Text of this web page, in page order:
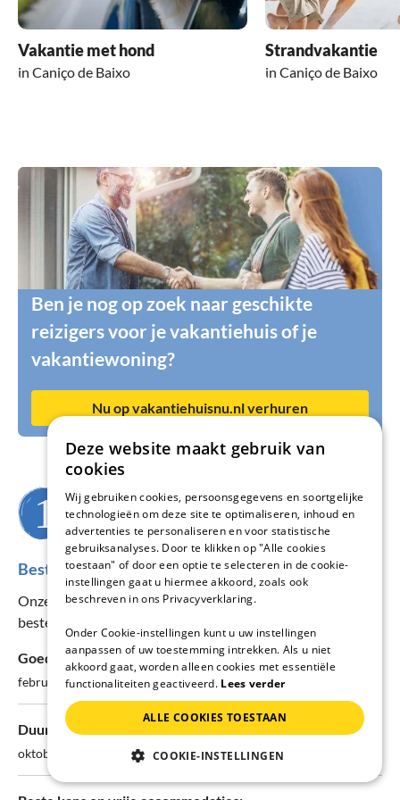
Vakantie met hond
in Caniço de Baixo
Strandvakantie
in Caniço de Baixo
Ben je nog op zoek naar geschikte
reizigers voor je vakantiehuis of je
vakantiewoning?
Nu op vakantiehuisnu.nl verhuren
Wanneer wil je reizen?
Beste reistijd voor de regio Caniço de Baixo
Onze prijs- en beschikbaarheidsstatistieken helpen u de
beste reistijd voor uw verblijf te vinden.
Goedkoopste maand:
februari - Ø 91€/nacht
Duurste maand:
oktober - Ø 98€/nacht
Deze website maakt gebruik van
cookies
Wij gebruiken cookies, persoonsgegevens en soortgelijke
technologieën om deze site te optimaliseren, inhoud en
advertenties te personaliseren en voor statistische
gebruiksanalyses. Door te klikken op "Alle cookies
toestaan" of door een optie te selecteren in de cookie-
instellingen gaat u hiermee akkoord, zoals ook
beschreven in ons Privacyverklaring.
Onder Cookie-instellingen kunt u uw instellingen
aanpassen of uw toestemming intrekken. Als u niet
akkoord gaat, worden alleen cookies met essentiële
functionaliteiten geactiveerd. Lees verder
ALLE COOKIES TOESTAAN
COOKIE-INSTELLINGEN